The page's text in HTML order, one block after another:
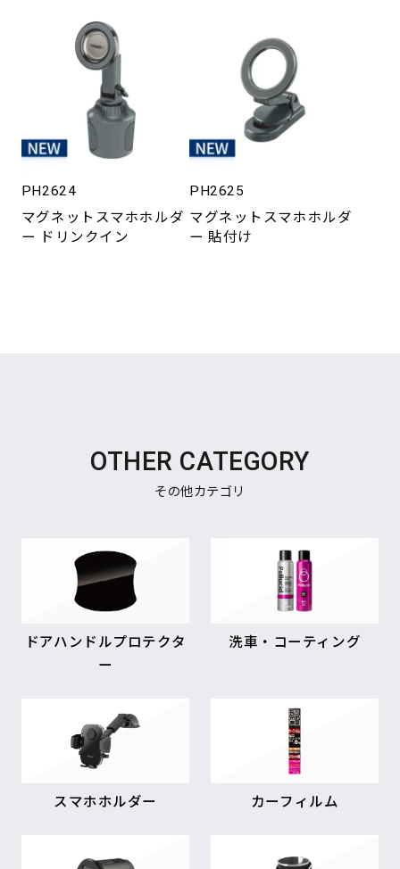
PH2624
マグネットスマホホルダ
ー ドリンクイン
PH2625
マグネットスマホホルダ
ー 貼付け
OTHER CATEGORY
その他カテゴリ
ドアハンドルプロテクタ
ー
洗車・コーティング
スマホホルダー カーフィルム